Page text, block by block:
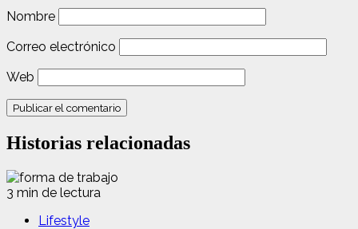
Nombre
Correo electrónico
Web
Historias relacionadas
3 min de lectura
Lifestyle